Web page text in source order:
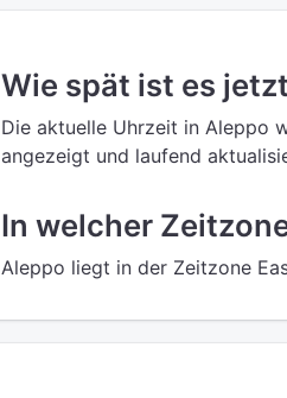
Wie spät ist es
Die aktuelle Uhrzeit in Aleppo
angezeigt und laufend
In welcher
Aleppo liegt in der Zeitzone